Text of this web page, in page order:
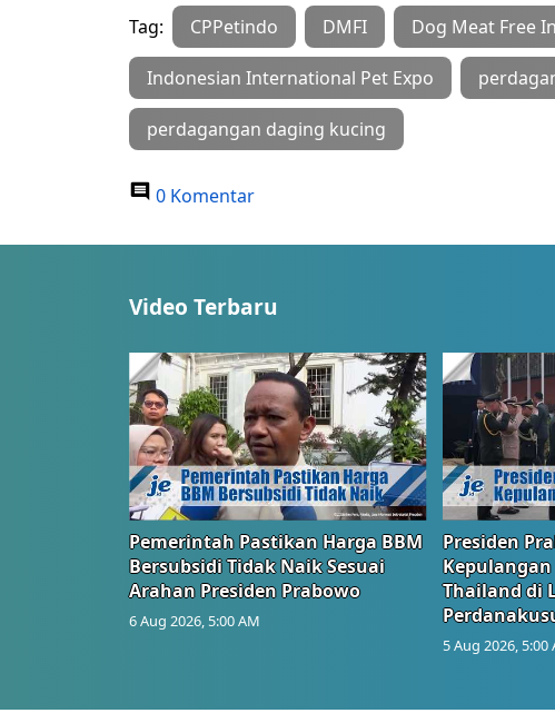
Tag: CPPetindo DMFI Dog Meat Free
Indonesian International Pet Expo
perdagangan daging kucing
0 Komentar
Video Terbaru
Pemerintah Pastikan Harga BBM
Bersubsidi Tidak Naik Sesuai
Arahan Presiden Prabowo
6 Aug 2026, 5:00 AM
Presiden
Thailand di
5 Aug 2026, 5:00